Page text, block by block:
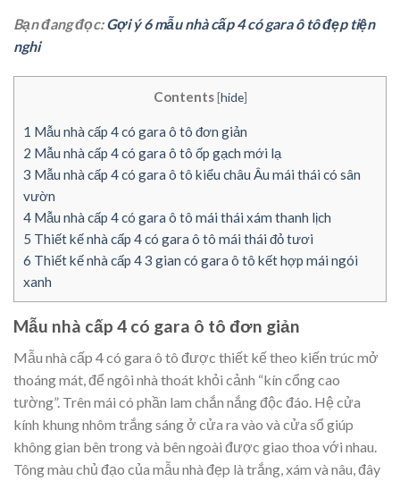
Bạn đang đọc:Gợi ý 6 mẫu nhà cấp 4 có gara ô tô đẹp tiện
nghi
Contents [hide]
1 Mẫu nhà cấp 4 có gara ô tô đơn giản
2 Mẫu nhà cấp 4 có gara ô tô ốp gạch mới lạ
3 Mẫu nhà cấp 4 có gara ô tô kiểu châu Âu mái thái có sân
vườn
4 Mẫu nhà cấp 4 có gara ô tô mái thái xám thanh lịch
5 Thiết kế nhà cấp 4 có gara ô tô mái thái đỏ tươi
6 Thiết kế nhà cấp 4 3 gian có gara ô tô kết hợp mái ngói
xanh
Mẫu nhà cấp 4 có gara ô tô đơn giản
Mẫu nhà cấp 4 có gara ô tô được thiết kế theo kiến trúc mở
thoáng mát, để ngôi nhà thoát khỏi cảnh “kín cổng cao
tường”. Trên mái có phần lam chắn nắng độc đáo. Hệ cửa
kính khung nhôm trắng sáng ở cửa ra vào và cửa sổ giúp
không gian bên trong và bên ngoài được giao thoa với nhau.
Tông màu chủ đạo của mẫu nhà đẹp là trắng, xám và nâu, đây